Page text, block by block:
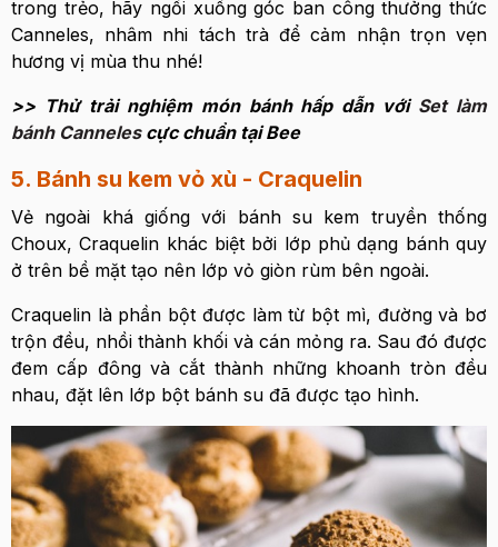
trong trẻo, hãy ngồi xuống góc ban công thưởng thức
Canneles, nhâm nhi tách trà để cảm nhận trọn vẹn
hương vị mùa thu nhé!
>> Thử trải nghiệm món bánh hấp dẫn với Set làm
bánh Cannelescực chuẩn tại Bee
5. Bánh su kem vỏ xù - Craquelin
Vẻ ngoài khá giống với bánh su kem truyền thống
Choux, Craquelin khác biệt bởi lớp phủ dạng bánh quy
ở trên bề mặt tạo nên lớp vỏ giòn rùm bên ngoài.
Craquelin là phần bột được làm từ bột mì, đường và bơ
trộn đều, nhồi thành khối và cán mỏng ra. Sau đó được
đem cấp đông và cắt thành những khoanh tròn đều
nhau, đặt lên lớp bột bánh su đã được tạo hình.